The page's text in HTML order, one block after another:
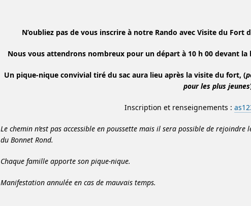
N’oubliez pas de vous inscrire à notre Rando avec Visite du Fort
Nous vous attendrons nombreux pour un départ à 10 h 00 devant
Un pique-nique convivial tiré du sac aura lieu après la visite du fort, (
pour les plus jeunes
Inscription et renseignements :
Le chemin n’est pas accessible en poussette mais il sera possible de
du Bonnet Rond.
Chaque famille apporte son pique-nique.
Manifestation annulée en cas de mauvais temps.